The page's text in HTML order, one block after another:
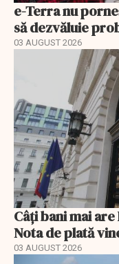
e-Terra nu
să dezvăluie
03 AUGUST 2026
Câți bani mai
Nota de plată
03 AUGUST 2026